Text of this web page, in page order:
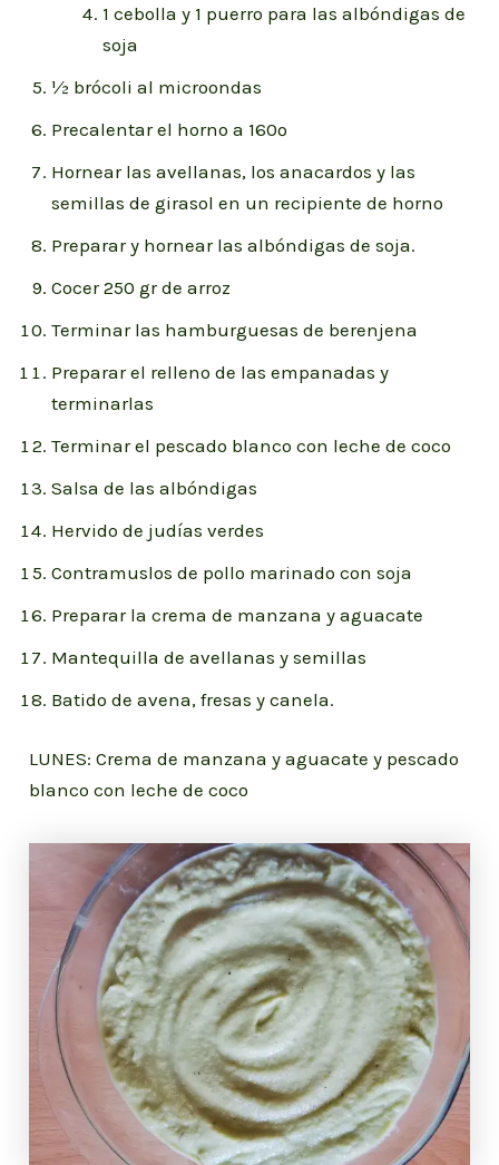
1 cebolla y 1 puerro para las albóndigas de
soja
½ brócoli al microondas
Precalentar el horno a 160º
Hornear las avellanas, los anacardos y las
semillas de girasol en un recipiente de horno
Preparar y hornear las albóndigas de soja.
Cocer 250 gr de arroz
Terminar las hamburguesas de berenjena
Preparar el relleno de las empanadas y
terminarlas
Terminar el pescado blanco con leche de coco
Salsa de las albóndigas
Hervido de judías verdes
Contramuslos de pollo marinado con soja
Preparar la crema de manzana y aguacate
Mantequilla de avellanas y semillas
Batido de avena, fresas y canela.
LUNES: Crema de manzana y aguacate y pescado
blanco con leche de coco